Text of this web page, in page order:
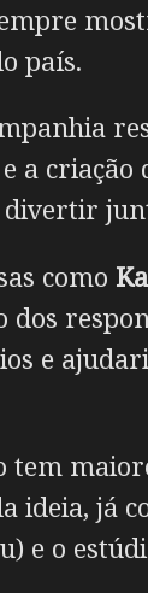
país.
a
como
dos
e
tem
ideia, já
e o